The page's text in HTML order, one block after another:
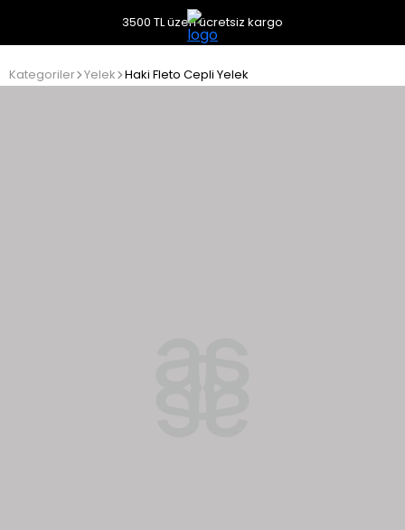
3500 TL üzeri ücretsiz kargo
Kategoriler Yelek Haki Fleto Cepli Yelek